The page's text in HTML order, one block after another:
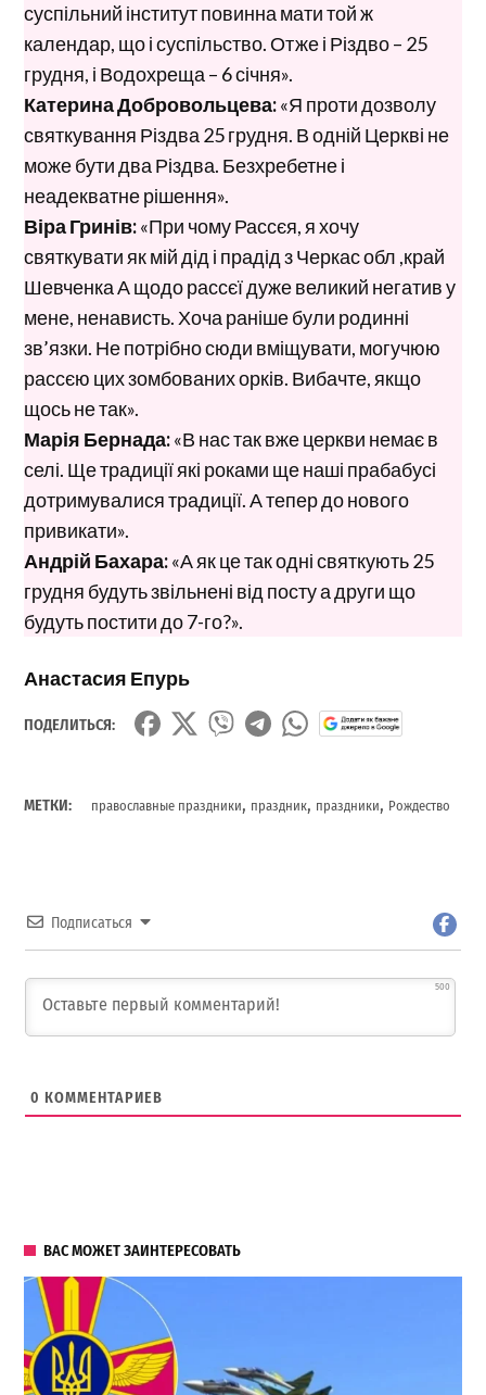
суспільний інститут повинна мати той ж
календар, що і суспільство. Отже і Різдво – 25
грудня, і Водохреща – 6 січня».
Катерина Добровольцева:«Я проти дозволу
святкування Різдва 25 грудня. В одній Церкві не
може бути два Різдва. Безхребетне і
неадекватне рішення».
Віра Гринів:«При чому Рассєя, я хочу
святкувати як мій дід і прадід з Черкас обл ,край
Шевченка А щодо рассєї дуже великий негатив у
мене, ненависть. Хоча раніше були родинні
зв’язки. Не потрібно сюди вміщувати, могучюю
рассєю цих зомбованих орків. Вибачте, якщо
щось не так».
Марія Бернада:«В нас так вже церкви немає в
селі. Ще традиції які роками ще наші прабабусі
дотримувалися традиції. А тепер до нового
привикати».
Андрій Бахара:«А як це так одні святкують 25
грудня будуть звільнені від посту а други що
будуть постити до 7-го?».
Анастасия Епурь
ПОДЕЛИТЬСЯ:
МЕТКИ: православные праздники, праздник, праздники, Рождество
Подписаться
500
0 КОММЕНТАРИЕВ
ВАС МОЖЕТ ЗАИНТЕРЕСОВАТЬ